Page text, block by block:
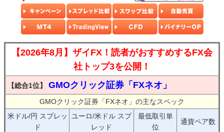
【2026年8月】ザイFX！読者がおすすめするFX会
社トップ3を公開！
【総合1位】 GMOクリック証券「FXネオ」
GMOクリック証券「FXネオ」の主なスペック
米ドル/円 スプレッ
ド
ユーロ/米ドル スプ
レッド
最低取引単
位
通貨ペア数